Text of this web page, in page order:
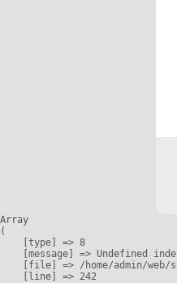
Array
(
    [type] => 8
[message] => Undefined
[file] => /home/admin/web/
    [line] => 242